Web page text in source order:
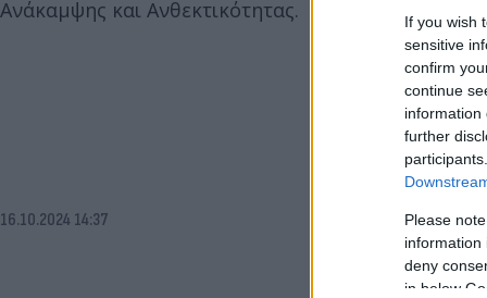
If you wish
sensitive
confirm
continue
information
further
Please
information
deny
in below
Ανάκαμψης και Ανθεκτικότητας.
16.10.2024 14:37